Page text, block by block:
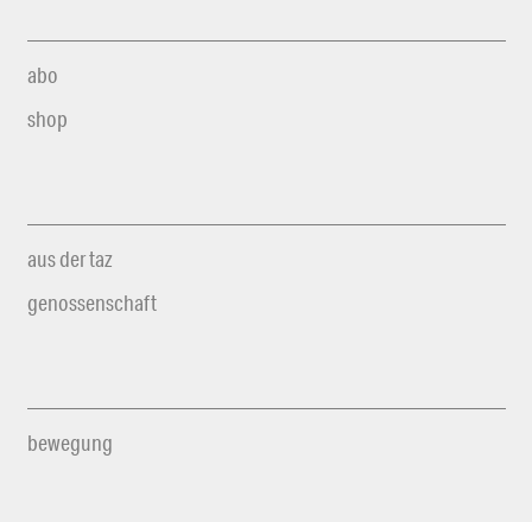
abo
shop
aus der taz
genossenschaft
bewegung